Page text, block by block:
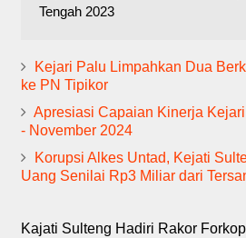
Tengah 2023
Kejari Palu Limpahkan Dua
ke PN Tipikor
Apresiasi Capaian Kinerja
- November 2024
Korupsi Alkes Untad, Kejati
Uang Senilai Rp3 Miliar dari
Kajati Sulteng Hadiri Rakor